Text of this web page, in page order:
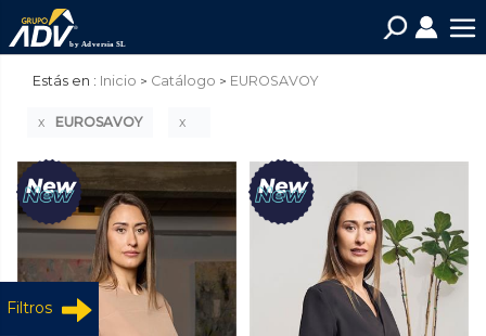
Estás en : Inicio Catálogo EUROSAVOY
Filtros
EUROSAVOY